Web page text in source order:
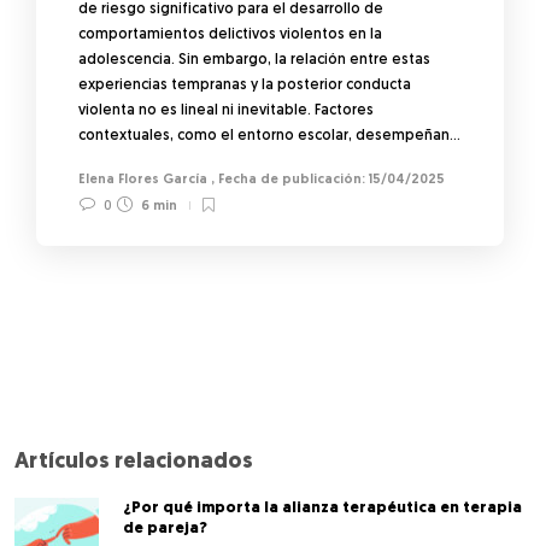
de riesgo significativo para el desarrollo de
comportamientos delictivos violentos en la
adolescencia. Sin embargo, la relación entre estas
experiencias tempranas y la posterior conducta
violenta no es lineal ni inevitable. Factores
contextuales, como el entorno escolar, desempeñan…
Elena Flores García ,
15/04/2025
0
6 min
Artículos relacionados
¿Por qué importa la alianza terapéutica en terapia
de pareja?